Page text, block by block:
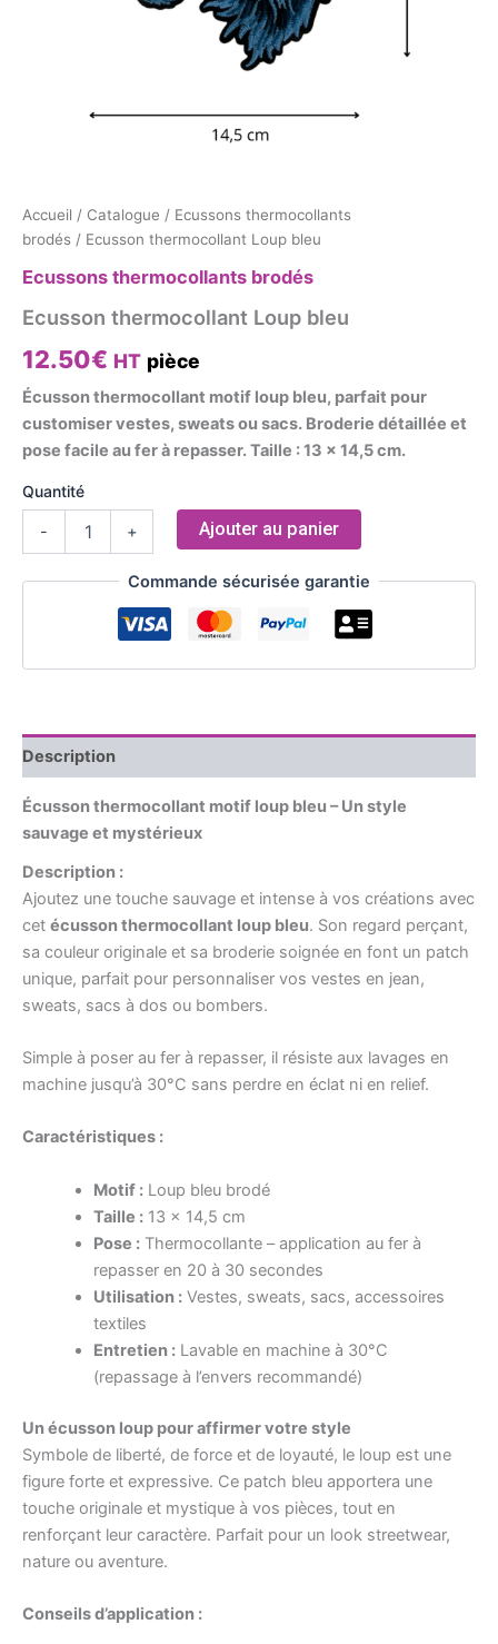
Accueil / Catalogue / Ecussons thermocollants
brodés / Ecusson thermocollant Loup bleu
Ecussons thermocollants brodés
Ecusson thermocollant Loup bleu
12.50€ HT pièce
Écusson thermocollant motif loup bleu, parfait pour
customiser vestes, sweats ou sacs. Broderie détaillée et
pose facile au fer à repasser. Taille : 13 x 14,5 cm.
Quantité
- + Ajouter au panier
Commande sécurisée garantie
Description
Écusson thermocollant motif loup bleu – Un style
sauvage et mystérieux
Description :
Ajoutez une touche sauvage et intense à vos créations avec
cet écusson thermocollant loup bleu. Son regard perçant,
sa couleur originale et sa broderie soignée en font un patch
unique, parfait pour personnaliser vos vestes en jean,
sweats, sacs à dos ou bombers.
Simple à poser au fer à repasser, il résiste aux lavages en
machine jusqu’à 30°C sans perdre en éclat ni en relief.
Caractéristiques :
Motif :Loup bleu brodé
Taille :13 x 14,5 cm
Pose :Thermocollante – application au fer à
repasser en 20 à 30 secondes
Utilisation :Vestes, sweats, sacs, accessoires
textiles
Entretien :Lavable en machine à 30°C
(repassage à l’envers recommandé)
Un écusson loup pour affirmer votre style
Symbole de liberté, de force et de loyauté, le loup est une
figure forte et expressive. Ce patch bleu apportera une
touche originale et mystique à vos pièces, tout en
renforçant leur caractère. Parfait pour un look streetwear,
nature ou aventure.
Conseils d’application :